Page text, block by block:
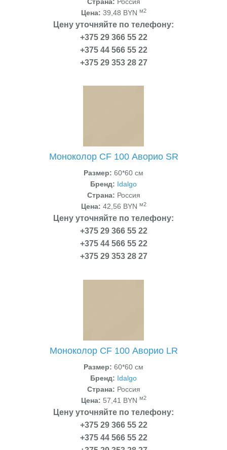
Цена: 39,48 BYN м2
Цену уточняйте по телефону:
+375 29 366 55 22
+375 44 566 55 22
+375 29 353 28 27
Моноколор CF 100 Аворио SR
Размер: 60*60 см
Бренд: Idalgo
Страна: Россия
Цена: 42,56 BYN м2
Цену уточняйте по телефону:
+375 29 366 55 22
+375 44 566 55 22
+375 29 353 28 27
Моноколор CF 100 Аворио LR
Размер: 60*60 см
Бренд: Idalgo
Страна: Россия
Цена: 57,41 BYN м2
Цену уточняйте по телефону:
+375 29 366 55 22
+375 44 566 55 22